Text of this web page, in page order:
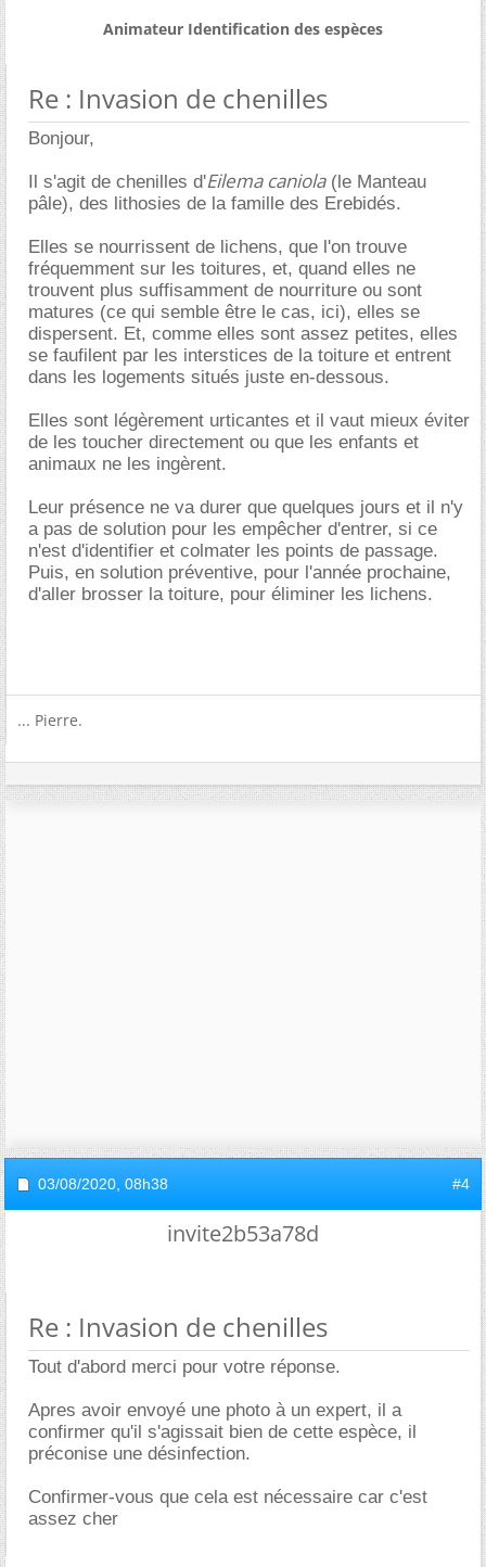
Animateur Identification des espèces
Re : Invasion de chenilles
Bonjour,
Il s'agit de chenilles d'Eilema caniola(le Manteau
pâle), des lithosies de la famille des Erebidés.
Elles se nourrissent de lichens, que l'on trouve
fréquemment sur les toitures, et, quand elles ne
trouvent plus suffisamment de nourriture ou sont
matures (ce qui semble être le cas, ici), elles se
dispersent. Et, comme elles sont assez petites, elles
se faufilent par les interstices de la toiture et entrent
dans les logements situés juste en-dessous.
Elles sont légèrement urticantes et il vaut mieux éviter
de les toucher directement ou que les enfants et
animaux ne les ingèrent.
Leur présence ne va durer que quelques jours et il n'y
a pas de solution pour les empêcher d'entrer, si ce
n'est d'identifier et colmater les points de passage.
Puis, en solution préventive, pour l'année prochaine,
d'aller brosser la toiture, pour éliminer les lichens.
... Pierre.
03/08/2020, 08h38 #4
invite2b53a78d
Re : Invasion de chenilles
Tout d'abord merci pour votre réponse.
Apres avoir envoyé une photo à un expert, il a
confirmer qu'il s'agissait bien de cette espèce, il
préconise une désinfection.
Confirmer-vous que cela est nécessaire car c'est
assez cher